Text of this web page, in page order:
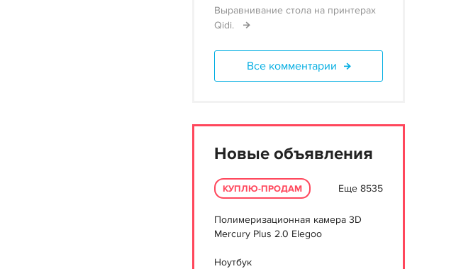
Выравнивание стола на принтерах
Qidi.
Все комментарии
Новые объявления
КУПЛЮ-ПРОДАМ Еще 8535
Полимеризационная камера 3D
Mercury Plus 2.0 Elegoo
Ноутбук